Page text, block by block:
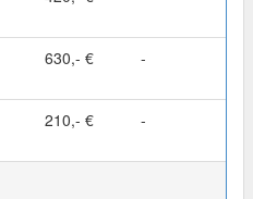
630,- € -
210,- € -